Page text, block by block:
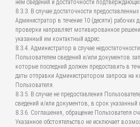
нем сведений и достаточности
8.3.3. В случае достаточности
Администратор в течение 10 (десяти) рабочих
проверки направляет мотивированное
указанный им контактный адрес.
8.3.4. Администратор в случае
Пользователем сведений и/или документов
которые последний должен предоставить в
даты отправки Администратором запроса на
Пользователя.
8.3.5. В случае не предоставления
сведений и/или документов, в срок указанный
8.3.6. Соглашения, обращение Пользователя
Указанное обстоятельство не исключает